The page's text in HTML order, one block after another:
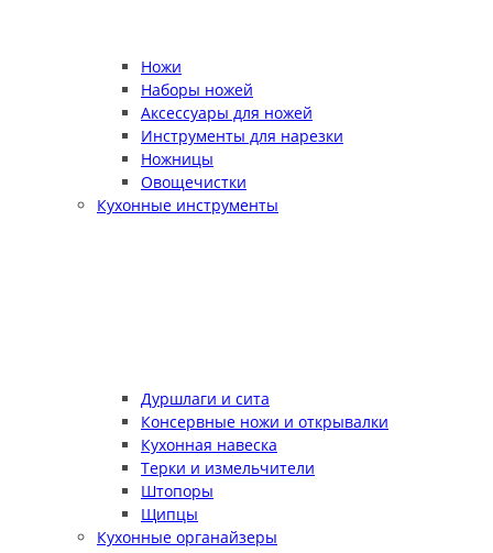
Ножи
Наборы ножей
Аксессуары для ножей
Инструменты для нарезки
Ножницы
Овощечистки
Кухонные инструменты
Дуршлаги и сита
Консервные ножи и открывалки
Кухонная навеска
Терки и измельчители
Штопоры
Щипцы
Кухонные органайзеры